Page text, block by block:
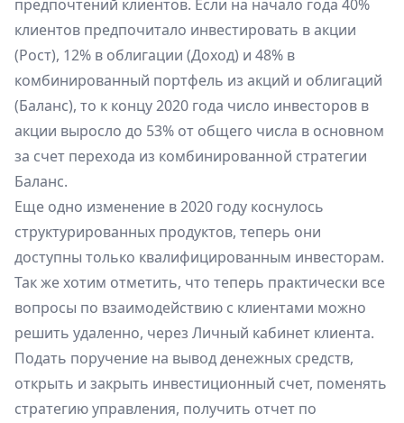
предпочтений клиентов. Если на начало года 40%
клиентов предпочитало инвестировать в акции
(Рост), 12% в облигации (Доход) и 48% в
комбинированный портфель из акций и облигаций
(Баланс), то к концу 2020 года число инвесторов в
акции выросло до 53% от общего числа в основном
за счет перехода из комбинированной стратегии
Баланс.
Еще одно изменение в 2020 году коснулось
структурированных продуктов, теперь они
доступны только квалифицированным инвесторам.
Так же хотим отметить, что теперь практически все
вопросы по взаимодействию с клиентами можно
решить удаленно, через Личный кабинет клиента.
Подать поручение на вывод денежных средств,
открыть и закрыть инвестиционный счет, поменять
стратегию управления, получить отчет по